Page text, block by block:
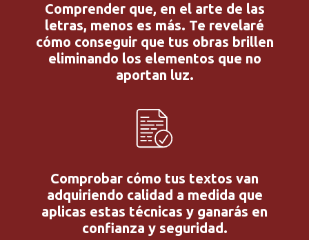
Comprender que, en el arte de las
letras, menos es más. Te revelaré
cómo conseguir que tus obras brillen
eliminando los elementos que no
aportan luz.
Comprobar cómo tus textos van
adquiriendo calidad a medida que
aplicas estas técnicas y ganarás en
confianza y seguridad.